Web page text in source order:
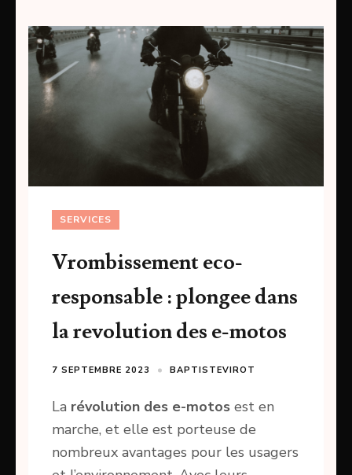
SERVICES
Vrombissement eco-
responsable : plongee dans
la revolution des e-motos
7 SEPTEMBRE 2023 BAPTISTEVIROT
La révolution des e-motos est en
marche, et elle est porteuse de
nombreux avantages pour les usagers